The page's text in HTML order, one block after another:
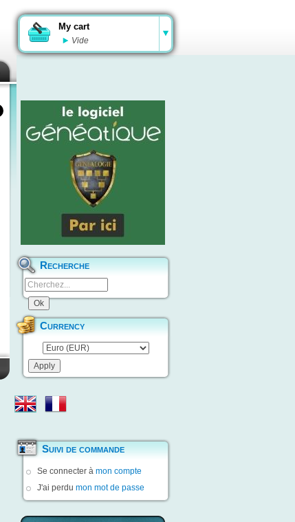
My cart
Vide
Recherche
Currency
Suivi de commande
Se connecter à mon compte
J'ai perdu mon mot de passe